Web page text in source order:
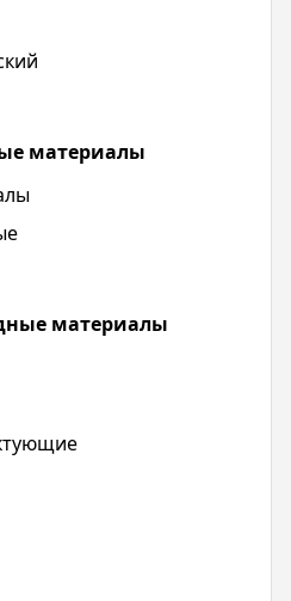
материалы
материалы